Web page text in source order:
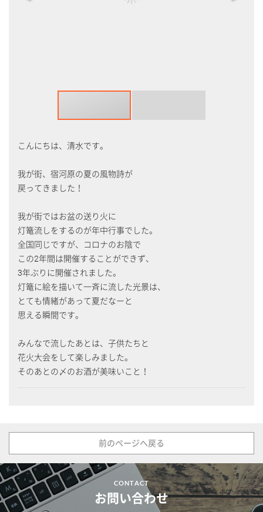
こんにちは、清水です。
我が街、宿河原の夏の風物詩が
戻ってきました！
我が街ではお盆の送り火に
灯篭流しをするのが年中行事でした。
全国同じですが、コロナのお陰で
この2年間は開催することができず、
3年ぶりに開催されました。
灯篭に絵を描いて一斉に流した光景は、
とても情緒があって夏だなーと
思える瞬間です。
みんなで流したあとは、子供たちと
花火大会をして楽しみました。
そのあとの〆のお酒が美味いこと！
前のページへ戻る
CONTACT
お問い合わせ